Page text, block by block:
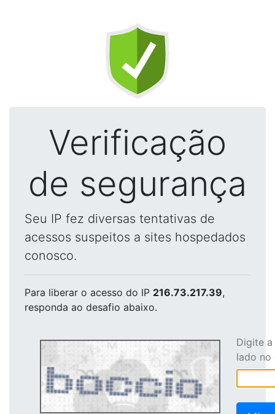
Verificação
de segurança
Seu IP fez diversas tentativas de
acessos suspeitos a sites hospedados
conosco.
Para liberar o acesso do IP 216.73.217.39,
responda ao desafio abaixo.
Digite
lado no